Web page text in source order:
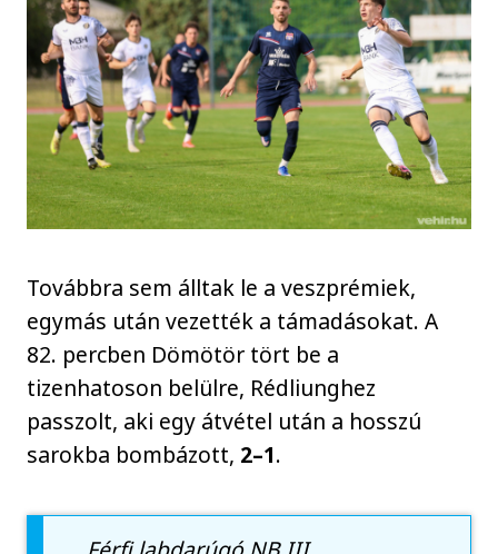
Továbbra sem álltak le a veszprémiek,
egymás után vezették a támadásokat. A
82. percben Dömötör tört be a
tizenhatoson belülre, Rédliunghez
passzolt, aki egy átvétel után a hosszú
sarokba bombázott, 2–1.